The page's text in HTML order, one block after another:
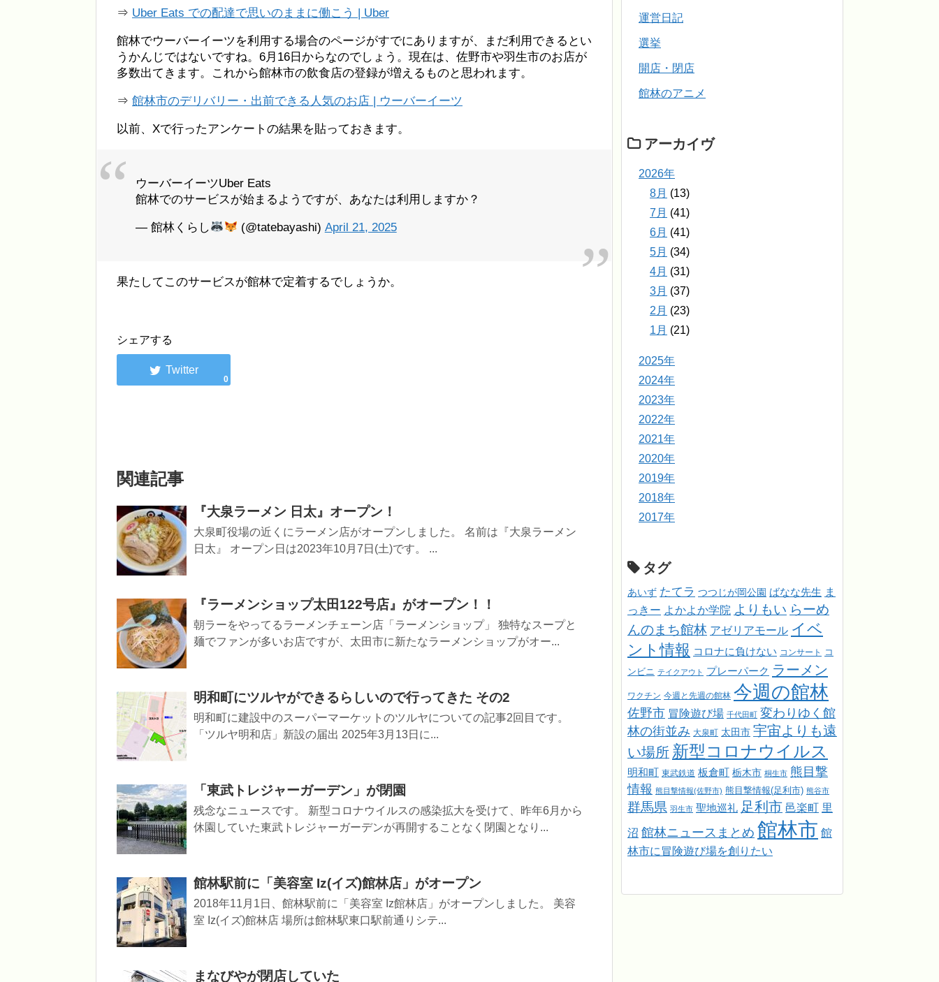
⇒ Uber Eats での配達で思いのままに働こう | Uber
館林でウーバーイーツを利用する場合のページがすでにありますが、まだ利用できるとい
うかんじではないですね。6月16日からなのでしょう。現在は、佐野市や羽生市のお店が
多数出てきます。これから館林市の飲食店の登録が増えるものと思われます。
⇒ 館林市のデリバリー・出前できる人気のお店 | ウーバーイーツ
以前、Xで行ったアンケートの結果を貼っておきます。
ウーバーイーツUber Eats
館林でのサービスが始まるようですが、あなたは利用しますか？
— 館林くらし (@tatebayashi) April 21, 2025
果たしてこのサービスが館林で定着するでしょうか。
シェアする
0
関連記事
『大泉ラーメン 日太』オープン！
大泉町役場の近くにラーメン店がオープンしました。 名前は『大泉ラーメン
日太』 オープン日は2023年10月7日(土)です。 ...
『ラーメンショップ太田122号店』がオープン！！
朝ラーをやってるラーメンチェーン店「ラーメンショップ」 独特なスープと
麺でファンが多いお店ですが、太田市に新たなラーメンショップがオー...
明和町にツルヤができるらしいので行ってきた その2
明和町に建設中のスーパーマーケットのツルヤについての記事2回目です。
「ツルヤ明和店」新設の届出 2025年3月13日に...
「東武トレジャーガーデン」が閉園
残念なニュースです。 新型コロナウイルスの感染拡大を受けて、昨年6月から
休園していた東武トレジャーガーデンが再開することなく閉園となり...
館林駅前に「美容室 Iz(イズ)館林店」がオープン
2018年11月1日、館林駅前に「美容室 Iz館林店」がオープンしました。 美容
室 Iz(イズ)館林店 場所は館林駅東口駅前通りシテ...
まなびやが閉店していた
運営日記
選挙
開店・閉店
館林のアニメ
アーカイヴ
2026年
8月 (13)
7月 (41)
6月 (41)
5月 (34)
4月 (31)
3月 (37)
2月 (23)
1月 (21)
2025年
2024年
2023年
2022年
2021年
2020年
2019年
2018年
2017年
タグ
あいず たてラ つつじが岡公園 ばなな先生 ま
っきー よかよか学院 よりもい らーめ
んのまち館林 アゼリアモール イベ
ント情報 コロナに負けない コンサート
コ
ンビニ テイクアウト プレーパーク ラーメン
ワクチン 今週と先週の館林 今週の館林
佐野市 冒険遊び場 千代田町
変わりゆく館
林の街並み 大泉町 太田市 宇宙よりも遠
い場所 新型コロナウイルス
明和町 東武鉄道 板倉町 栃木市 桐生市 熊目撃
情報 熊目撃情報(佐野市) 熊目撃情報(足利市) 熊谷市
群馬県 羽生市 聖地巡礼 足利市 邑楽町 里
沼 館林ニュースまとめ 館林市 館
林市に冒険遊び場を創りたい